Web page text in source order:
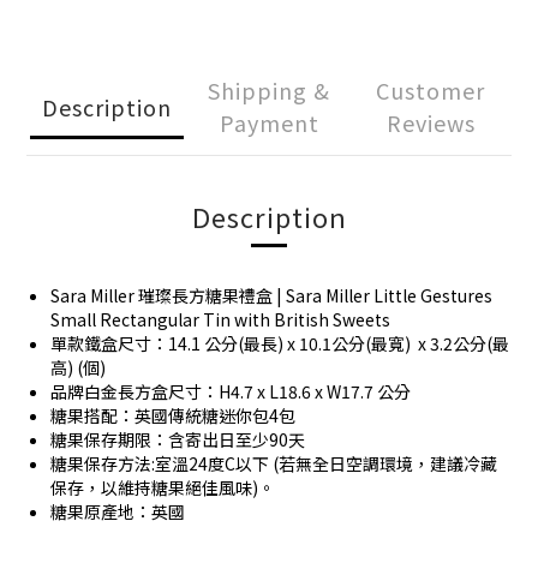
Description
Shipping &
Payment
Customer
Reviews
Description
Sara Miller 璀璨長方糖果禮盒 | Sara Miller Little Gestures
Small Rectangular Tin with British Sweets
單款鐵盒尺寸：14.1 公分(最長) x 10.1公分(最寬) x 3.2公分(最
高) (個)
品牌白金長方盒尺寸：H4.7 x L18.6 x W17.7 公分
糖果搭配：英國傳統糖迷你包4包
糖果保存期限：含寄出日至少90天
糖果保存方法:室溫24度C以下 (若無全日空調環境，建議冷藏
保存，以維持糖果絕佳風味)。
糖果原產地：英國